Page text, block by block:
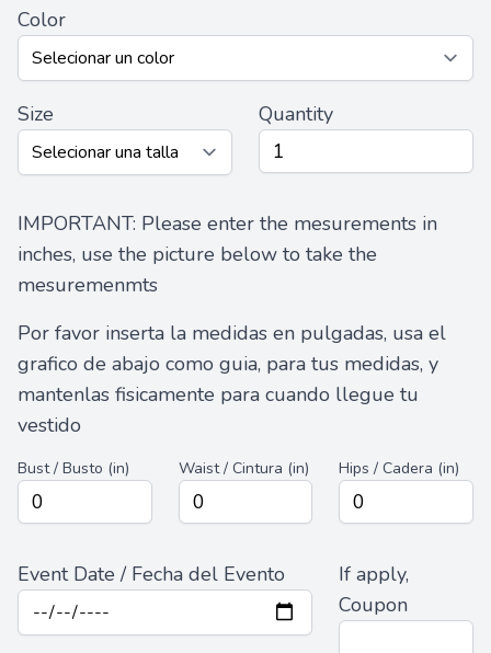
Color
Size Quantity
IMPORTANT: Please enter the mesurements in
inches, use the picture below to take the
mesuremenmts
Por favor inserta la medidas en pulgadas, usa el
grafico de abajo como guia, para tus medidas, y
mantenlas fisicamente para cuando llegue tu
vestido
Bust / Busto (in) Waist / Cintura (in) Hips / Cadera (in)
Event Date / Fecha del Evento
If apply,
Coupon